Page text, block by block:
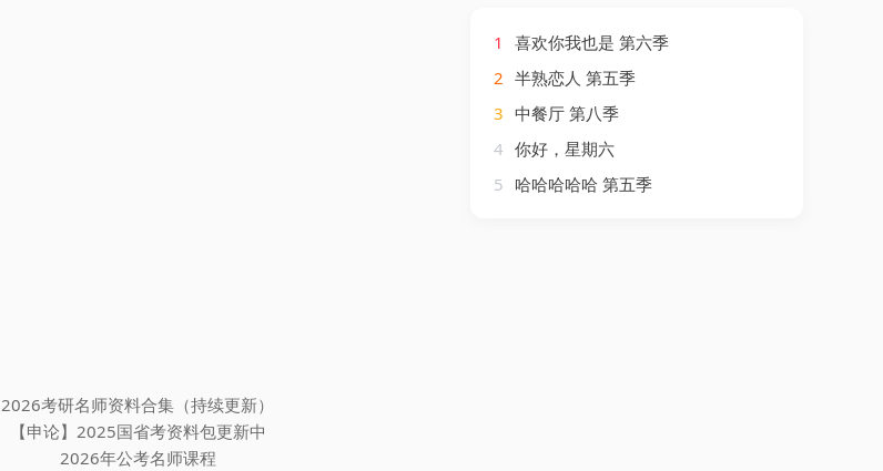
1
喜欢你我也是 第六季
2 半熟恋人 第五季
3 中餐厅 第八季
4 你好，星期六
5 哈哈哈哈哈 第五季
2026考研名师资料合集（持续更新）
【申论】2025国省考资料包更新中
2026年公考名师课程